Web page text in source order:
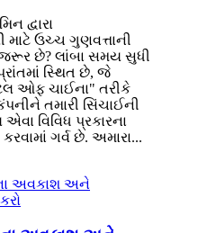
દ્વારા
માટે ઉચ્ચ ગુણવત્તાની
છે? લાંબા સમય સુધી
સ્થિત છે, જે
ઓફ ચાઈના" તરીકે
તમારી સિંચાઈની
વિવિધ પ્રકારના
ગર્વ છે. અમારા...